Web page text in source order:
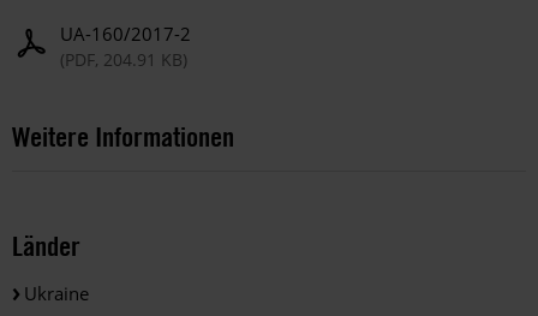
UA-160/2017-2
(PDF, 204.91 KB)
Weitere Informationen
Länder
Ukraine